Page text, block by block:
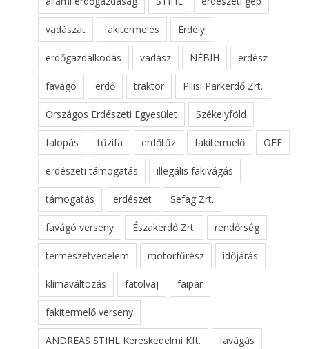
vadászat fakitermelés Erdély
erdőgazdálkodás vadász NÉBIH erdész
favágó erdő traktor Pilisi Parkerdő Zrt.
Országos Erdészeti Egyesület Székelyföld
falopás tűzifa erdőtűz fakitermelő OEE
erdészeti támogatás illegális fakivágás
támogatás erdészet Sefag Zrt.
favágó verseny Északerdő Zrt. rendőrség
természetvédelem motorfűrész időjárás
klímaváltozás fatolvaj faipar
fakitermelő verseny
ANDREAS STIHL Kereskedelmi Kft. favágás